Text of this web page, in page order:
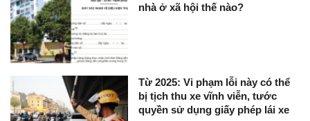
nhà ở xã hội thế nào?
Từ 2025: Vi phạm lỗi này có thể
bị tịch thu xe vĩnh viễn, tước
quyền sử dụng giấy phép lái xe